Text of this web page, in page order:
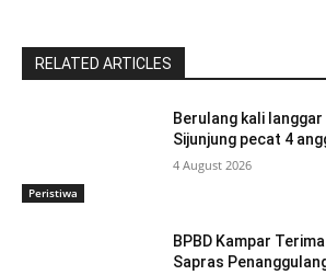
RELATED ARTICLES
Peristiwa
Berulang kali
Sijunjung pecat 4
4 August 2026
BPBD Kampar
Sapras